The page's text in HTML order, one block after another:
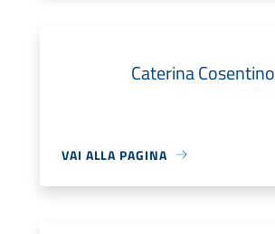
Caterina Cosentino
VAI ALLA PAGINA